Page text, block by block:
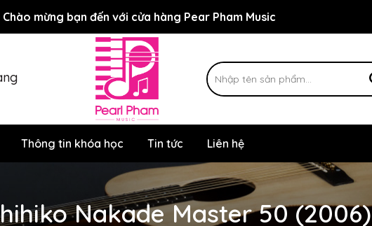
Chào mừng bạn đến với cửa hàng Pear Pham Music
ưu đãi và chương trình khuyến mãi đang chờ đợi bạn
Thông tin khóa học Tin tức Liên hệ
Nakade Master 50 (2006)